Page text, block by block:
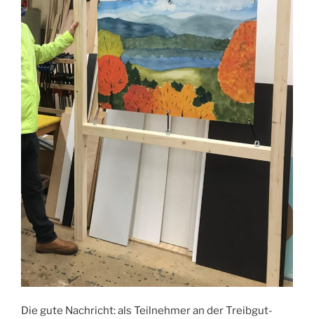
Die gute Nachricht: als Teilnehmer an der Treibgut-